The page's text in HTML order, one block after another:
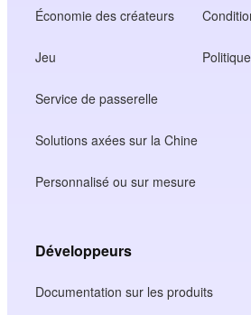
Économie des créateurs
Jeu
Service de passerelle
Solutions axées sur la Chine
Personnalisé ou sur mesure
Développeurs
Documentation sur les produits